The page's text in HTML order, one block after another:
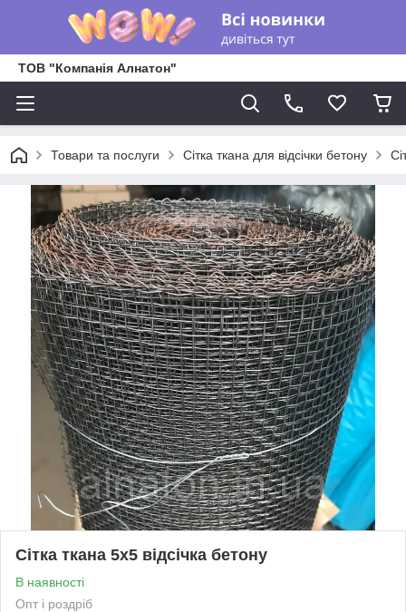
ТОВ "Компанія Алнатон"
Товари та послуги Сітка ткана для відсічки бетону
Сітка ткана 5х5 відсічка бетону
В наявності
Опт і роздріб